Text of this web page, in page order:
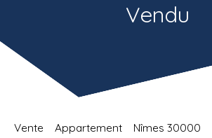
Vendu
Vente Appartement
Nîmes 30000